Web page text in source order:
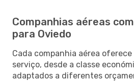
Companhias aéreas
para Oviedo
Cada companhia aérea
serviço, desde a classe
adaptados a diferentes